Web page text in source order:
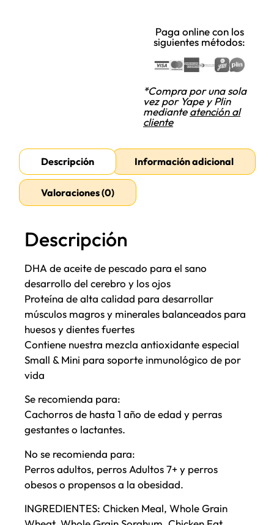
Paga online con los
siguientes métodos:
*Compra por una sola
vez por Yape y Plin
medianteatención al
cliente
Descripción Información adicional
Valoraciones (0)
Descripción
DHA de aceite de pescado para el sano
desarrollo del cerebro y los ojos
Proteína de alta calidad para desarrollar
músculos magros y minerales balanceados para
huesos y dientes fuertes
Contiene nuestra mezcla antioxidante especial
Small & Mini para soporte inmunológico de por
vida
Se recomienda para:
Cachorros de hasta 1 año de edad y perras
gestantes o lactantes.
No se recomienda para:
Perros adultos, perros Adultos 7+ y perros
obesos o propensos a la obesidad.
INGREDIENTES: Chicken Meal, Whole Grain